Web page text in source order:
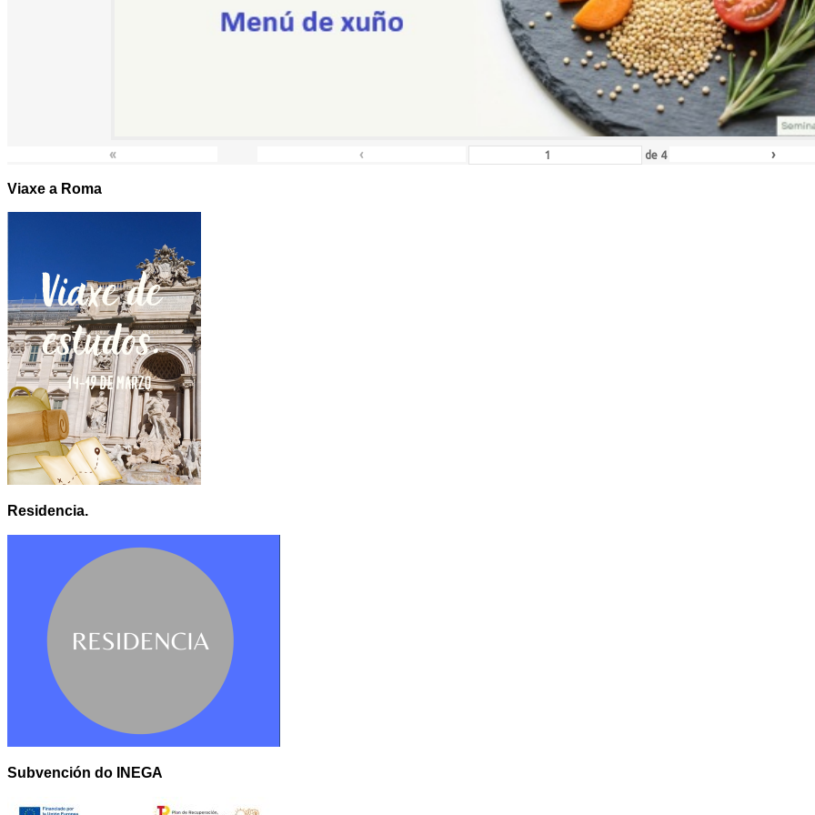
« ‹ de 4 ›
Viaxe a Roma
Residencia.
Subvención do INEGA